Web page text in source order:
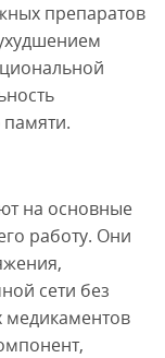
препаратов
на основные
работу. Они
сети без
медикаментов